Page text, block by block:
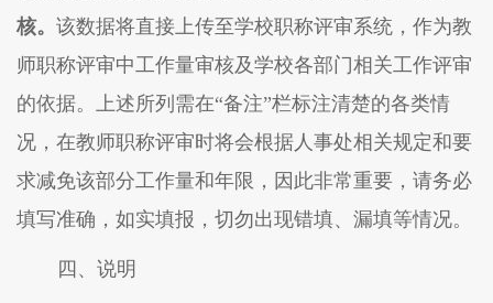
核。 该数据将直接上传至学校职称评审系统，作为教
师职称评审中工作量审核及学校各部门相关工作评审
的依据。上述所列需在“备注”栏标注清楚的各类情
况，在教师职称评审时将会根据人事处相关规定和要
求减免该部分工作量和年限，因此非常重要，请务必
填写准确，如实填报，切勿出现错填、漏填等情况。
四、说明